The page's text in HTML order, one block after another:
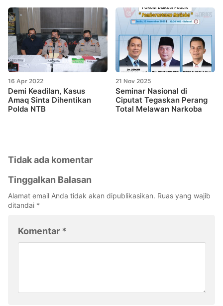
16 Apr 2022
Demi Keadilan, Kasus
Amaq Sinta Dihentikan
Polda NTB
21 Nov 2025
Seminar Nasional di
Ciputat Tegaskan Perang
Total Melawan Narkoba
Tidak ada komentar
Tinggalkan Balasan
Alamat email Anda tidak akan dipublikasikan. Ruas yang wajib
ditandai *
Komentar *